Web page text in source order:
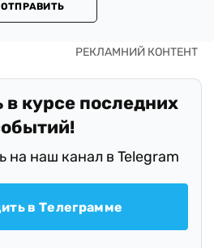
ОТПРАВИТЬ
в курсе последних
на наш канал в Telegram
в Телеграмме